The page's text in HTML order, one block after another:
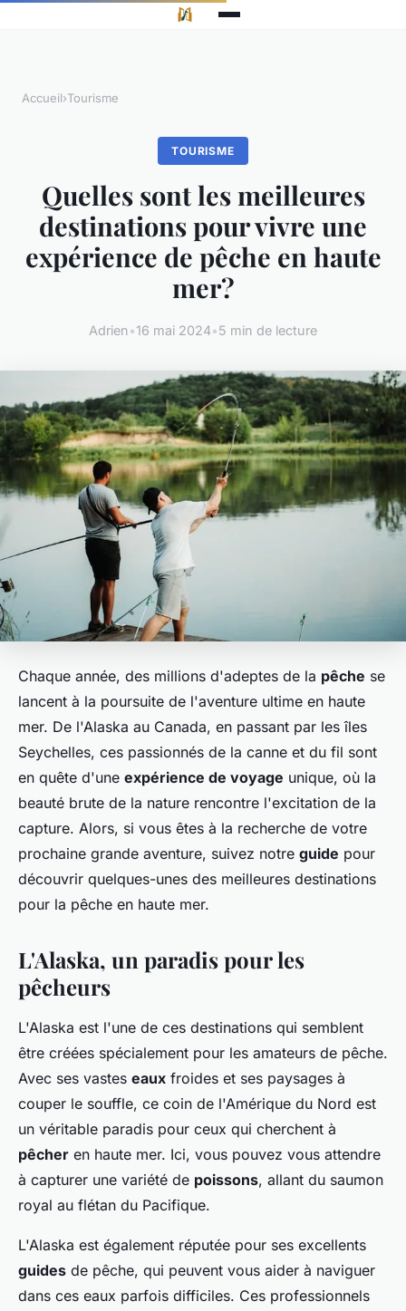
Accueil›Tourisme
TOURISME
Quelles sont les meilleures
destinations pour vivre une
expérience de pêche en haute
mer?
Adrien•16 mai 2024•5 min de lecture
Chaque année, des millions d'adeptes de la pêche se
lancent à la poursuite de l'aventure ultime en haute
mer. De l'Alaska au Canada, en passant par les îles
Seychelles, ces passionnés de la canne et du fil sont
en quête d'une expérience de voyage unique, où la
beauté brute de la nature rencontre l'excitation de la
capture. Alors, si vous êtes à la recherche de votre
prochaine grande aventure, suivez notre guide pour
découvrir quelques-unes des meilleures destinations
pour la pêche en haute mer.
L'Alaska, un paradis pour les
pêcheurs
L'Alaska est l'une de ces destinations qui semblent
être créées spécialement pour les amateurs de pêche.
Avec ses vastes eaux froides et ses paysages à
couper le souffle, ce coin de l'Amérique du Nord est
un véritable paradis pour ceux qui cherchent à
pêcher en haute mer. Ici, vous pouvez vous attendre
à capturer une variété de poissons, allant du saumon
royal au flétan du Pacifique.
L'Alaska est également réputée pour ses excellents
guides de pêche, qui peuvent vous aider à naviguer
dans ces eaux parfois difficiles. Ces professionnels